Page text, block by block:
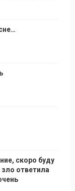
скоро буду
ответила